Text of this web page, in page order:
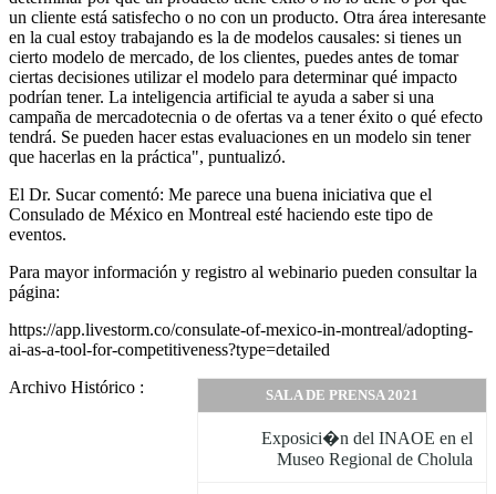
un cliente está satisfecho o no con un producto. Otra área interesante
en la cual estoy trabajando es la de modelos causales: si tienes un
cierto modelo de mercado, de los clientes, puedes antes de tomar
ciertas decisiones utilizar el modelo para determinar qué impacto
podrían tener. La inteligencia artificial te ayuda a saber si una
campaña de mercadotecnia o de ofertas va a tener éxito o qué efecto
tendrá. Se pueden hacer estas evaluaciones en un modelo sin tener
que hacerlas en la práctica", puntualizó.
El Dr. Sucar comentó: Me parece una buena iniciativa que el
Consulado de México en Montreal esté haciendo este tipo de
eventos.
Para mayor información y registro al webinario pueden consultar la
página:
https://app.livestorm.co/consulate-of-mexico-in-montreal/adopting-
ai-as-a-tool-for-competitiveness?type=detailed
SALA DE PRENSA 2021
Exposici�n del INAOE en el
Museo Regional de Cholula
Archivo Histórico :